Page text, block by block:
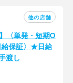
他の店舗
〈単発・短期O
給保証〉★日給
渡し